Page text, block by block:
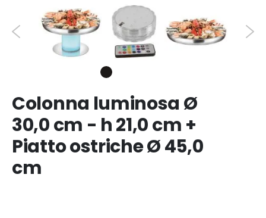
Colonna luminosa Ø
30,0 cm - h 21,0 cm +
Piatto ostriche Ø 45,0
cm